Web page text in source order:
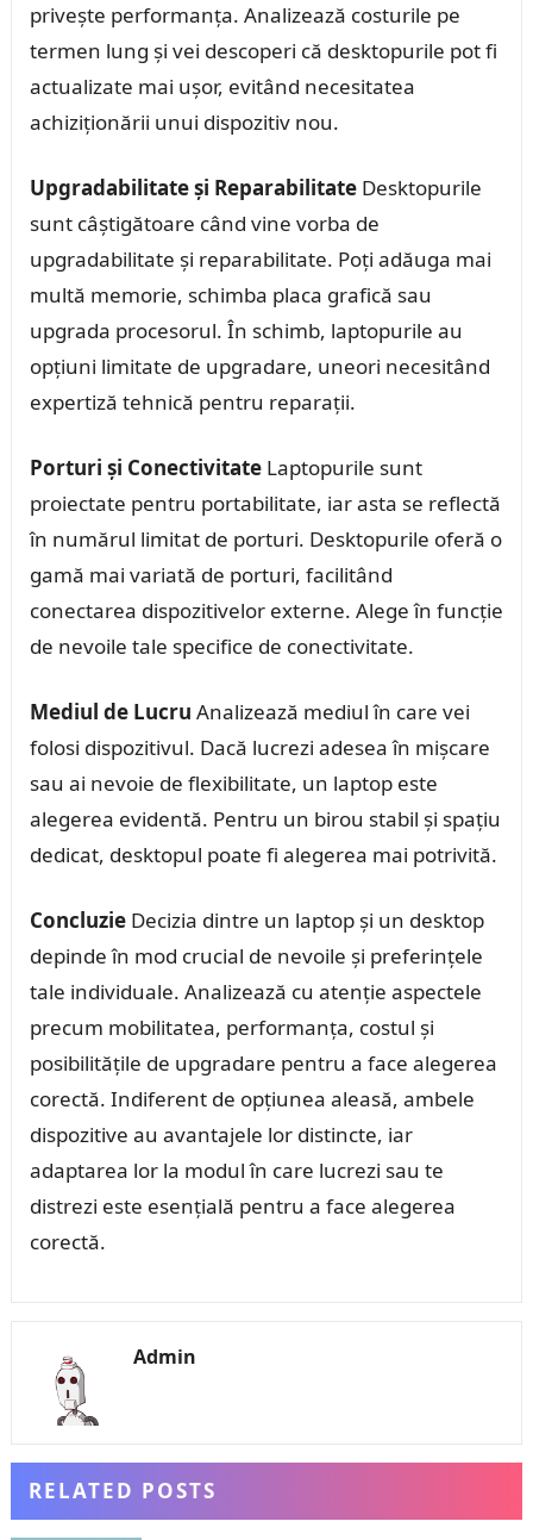
privește performanța. Analizează costurile pe
termen lung și vei descoperi că desktopurile pot fi
actualizate mai ușor, evitând necesitatea
achiziționării unui dispozitiv nou.
Upgradabilitate și ReparabilitateDesktopurile
sunt câștigătoare când vine vorba de
upgradabilitate și reparabilitate. Poți adăuga mai
multă memorie, schimba placa grafică sau
upgrada procesorul. În schimb, laptopurile au
opțiuni limitate de upgradare, uneori necesitând
expertiză tehnică pentru reparații.
Porturi și ConectivitateLaptopurile sunt
proiectate pentru portabilitate, iar asta se reflectă
în numărul limitat de porturi. Desktopurile oferă o
gamă mai variată de porturi, facilitând
conectarea dispozitivelor externe. Alege în funcție
de nevoile tale specifice de conectivitate.
Mediul de Lucru Analizează mediul în care vei
folosi dispozitivul. Dacă lucrezi adesea în mișcare
sau ai nevoie de flexibilitate, un laptop este
alegerea evidentă. Pentru un birou stabil și spațiu
dedicat, desktopul poate fi alegerea mai potrivită.
ConcluzieDecizia dintre un laptop și un desktop
depinde în mod crucial de nevoile și preferințele
tale individuale. Analizează cu atenție aspectele
precum mobilitatea, performanța, costul și
posibilitățile de upgradare pentru a face alegerea
corectă. Indiferent de opțiunea aleasă, ambele
dispozitive au avantajele lor distincte, iar
adaptarea lor la modul în care lucrezi sau te
distrezi este esențială pentru a face alegerea
corectă.
Admin
RELATED POSTS